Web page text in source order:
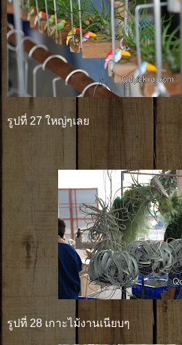
รูปที่ 27 ใหญ่ๆเลย
รูปที่ 28 เกาะไม้งานเนียบๆ